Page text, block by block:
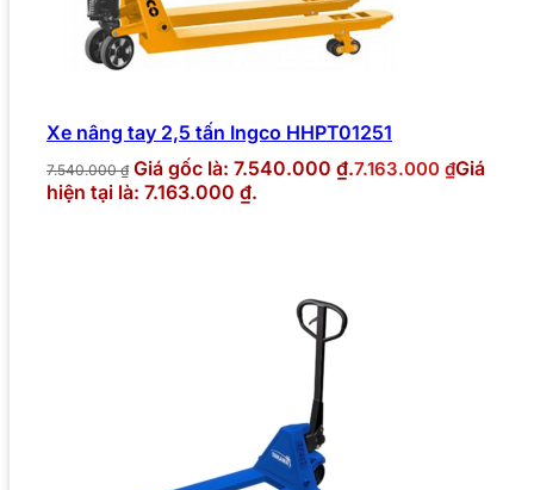
Xe nâng tay 2,5 tấn Ingco HHPT01251
7.540.000₫ Giá gốc là: 7.540.000 ₫.7.163.000 ₫Giá
hiện tại là: 7.163.000 ₫.